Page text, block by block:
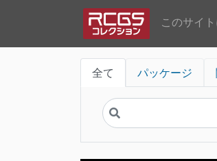
このサイ
全て パッケージ